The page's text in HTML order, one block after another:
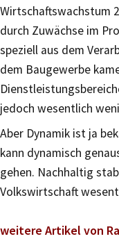
Wirtschaftswachstum
durch Zuwächse im
speziell aus dem
dem Baugewerbe
jedoch wesentlich
Aber Dynamik ist ja
kann dynamisch
gehen. Nachhaltig
Volkswirtschaft
weitere Artikel von